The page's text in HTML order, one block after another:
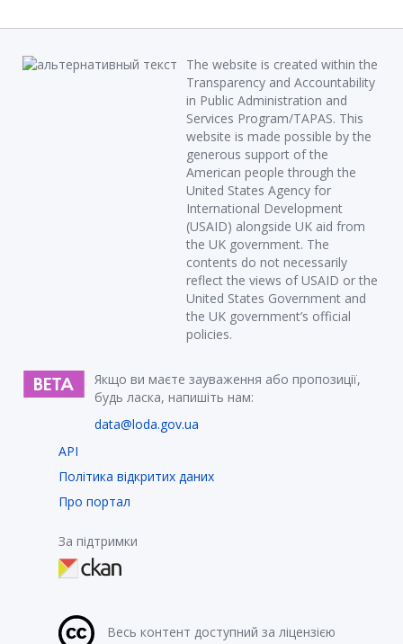
The website is created within the
Transparency and Accountability
in Public Administration and
Services Program/TAPAS. This
website is made possible by the
generous support of the
American people through the
United States Agency for
International Development
(USAID) alongside UK aid from
the UK government. The
contents do not necessarily
reflect the views of USAID or the
United States Government and
the UK government’s official
policies.
Якщо ви маєте зауваження або пропозиції,
будь ласка, напишіть нам:
data@loda.gov.ua
API
Політика відкритих даних
Про портал
За підтримки
Весь контент доступний за ліцензією